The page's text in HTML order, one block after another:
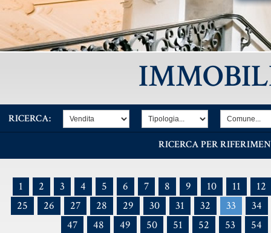
RICERCA:
RICERCA PER
1 2 3 4 5 6 7 8 9 10 11
12
25
26 27 28 29 30 31 32 33
34
47
48 49 50 51 52 53 54